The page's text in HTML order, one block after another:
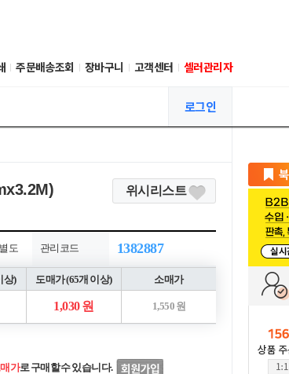
주문배송조회 장바구니 고객센터 셀러관리자
로그인
위시리스트
도 관리코드 1382887
상) 도매가 (65개 이상) 소매가
1,030 원 1,550 원
가로 구매할 수 있습니다.